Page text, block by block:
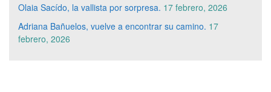
Olaia Sacído, la vallista por sorpresa. 17 febrero, 2026
Adriana Bañuelos, vuelve a encontrar su camino. 17
febrero, 2026